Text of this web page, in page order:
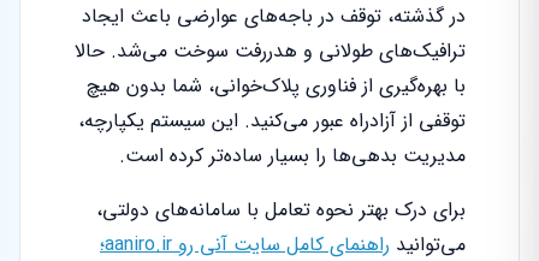
در گذشته، توقف در باجه‌های عوارضی باعث ایجاد
ترافیک‌های طولانی و هدررفت سوخت می‌شد. حالا
با بهره‌گیری از فناوری پلاک‌خوانی، شما بدون هیچ
توقفی از آزادراه عبور می‌کنید. این سیستم یکپارچه،
مدیریت بدهی‌ها را بسیار ساده‌تر کرده است.
برای درک بهتر نحوه تعامل با سامانه‌های دولتی،
می‌توانید
راهنمای کامل سایت آنی رو aaniro.ir؛